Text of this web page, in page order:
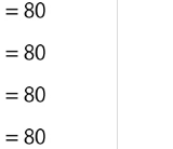
ーポリシー